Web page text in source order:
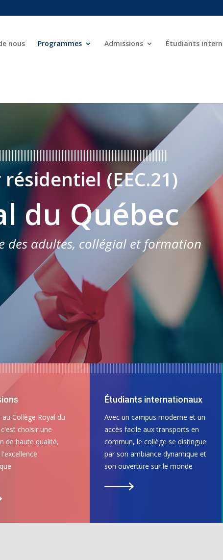
nous Programmes Admissions Étudiants
(EEC.21)
du Québec
des adultes, collégial et formation
au Collège Royal du
choisir une
de haute qualité,
Étudiants internationaux
Avec un campus moderne et un
accès facile aux transports en
commun, le collège se distingue
par son ambiance dynamique et
son ouverture sur le monde